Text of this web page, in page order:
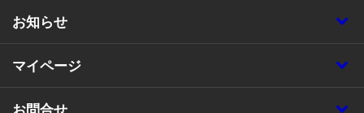
お知らせ
マイページ